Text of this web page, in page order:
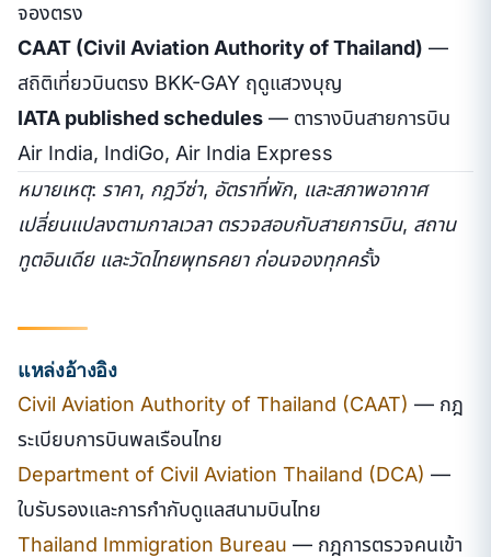
จองตรง
CAAT (Civil Aviation Authority of Thailand) —
สถิติเที่ยวบินตรง BKK-GAY ฤดูแสวงบุญ
IATA published schedules — ตารางบินสายการบิน
Air India, IndiGo, Air India Express
หมายเหตุ: ราคา, กฎวีซ่า, อัตราที่พัก, และสภาพอากาศ
เปลี่ยนแปลงตามกาลเวลา ตรวจสอบกับสายการบิน, สถาน
ทูตอินเดีย และวัดไทยพุทธคยา ก่อนจองทุกครั้ง
แหล่งอ้างอิง
Civil Aviation Authority of Thailand (CAAT) — กฎ
ระเบียบการบินพลเรือนไทย
Department of Civil Aviation Thailand (DCA) —
ใบรับรองและการกำกับดูแลสนามบินไทย
Thailand Immigration Bureau — กฎการตรวจคนเข้า